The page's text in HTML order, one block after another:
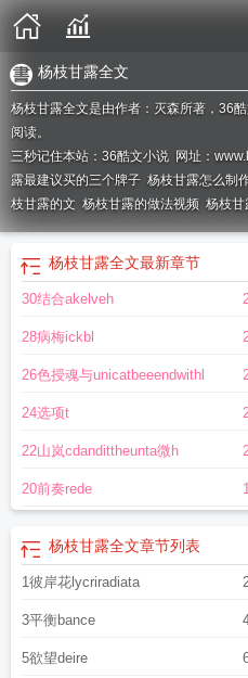
杨枝甘露全文
杨枝甘露全文是由作者：灭森所著，36
阅读。
三秒记住本站：36酷文小说 网址：
露最建议买的三个牌子 杨枝甘露怎么制
枝甘露的文 杨枝甘露的做法视频 杨枝甘
枝甘露燕窝花胶粥杨枝甘露全文免费
枝甘露作者 杨枝甘露花胶粥多少钱一盒
胶 杨枝甘露作家
读杨枝甘露杨枝是什么 杨枝甘露的杨
杨枝甘露全文最新章节
30结合akelveh
28病梅ickbl
26色授魂与unicatbeeendwithl
24选项t
22山岚cdandittheunta微h
20前奏rede
杨枝甘露全文章节列表
1彼岸花lycriradiata
3平衡bance
5欲望deire